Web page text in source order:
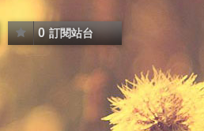
0 訂閱站台